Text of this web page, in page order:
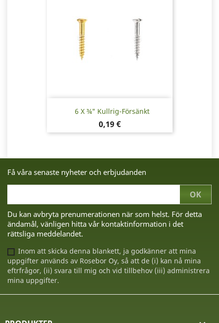
6 X ¾" Kullrig-Försänkt
Pris
0,19 €
Få våra senaste nyheter och erbjudanden
Du kan avbryta prenumerationen när som helst. För detta
ändamål, vänligen hitta vår kontaktinformation i det
rättsliga meddelandet.
Inom att skicka denna blankett, ja godkänner att mina
uppgifter används av Rosebor Oy, så att de (i) kan nå mina
eftrfrågor, (ii) svara till mig och vid tillbehov (iii) administrera
mina uppgifter.